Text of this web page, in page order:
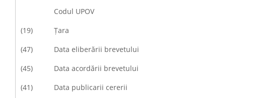
Codul UPOV
(19)
Țara
(47)
Data eliberării brevetului
(45)
Data acordării brevetului
(41)
Data publicarii cererii